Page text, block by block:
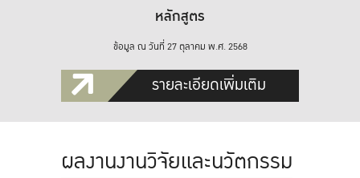
หลักสูตร
ข้อมูล ณ วันที่ 27 ตุลาคม พ.ศ. 2568
รายละเอียดเพิ่มเติม
ผลงานงานวิจัยและนวัตกรรม